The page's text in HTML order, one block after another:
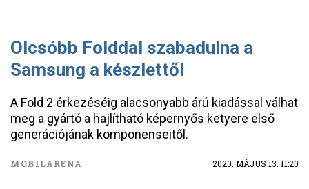
Olcsóbb Folddal szabadulna a
Samsung a készlettől
A Fold 2 érkezéséig alacsonyabb árú kiadással válhat
meg a gyártó a hajlítható képernyős ketyere első
generációjának komponenseitől.
MOBILARENA 2020. MÁJUS 13. 11:20